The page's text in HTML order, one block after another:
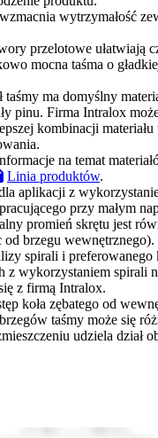
wytrzymałość
przelotowe ułatwiają
mocna taśma o
taśmy ma domyślny
pinu. Firma Intralox
kombinacji
na temat
Linia produktów.
aplikacji z
przy małym
promień skrętu jest
od brzegu wewnętrznego).
spirali i
z wykorzystaniem spirali
z firmą Intralox.
koła zębatego od
taśmy może się
udziela dział